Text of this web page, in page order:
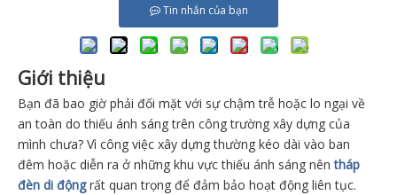
Tin nhắn của bạn
Giới thiệu
Bạn đã bao giờ phải đối mặt với sự chậm trễ hoặc lo ngại về
an toàn do thiếu ánh sáng trên công trường xây dựng của
mình chưa? Vì công việc xây dựng thường kéo dài vào ban
đêm hoặc diễn ra ở những khu vực thiếu ánh sáng nêntháp
đèn di độngrất quan trọng để đảm bảo hoạt động liên tục.